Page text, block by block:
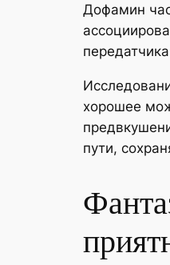
Дофамин
хорошее
пути,